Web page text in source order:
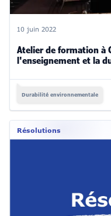
10 juin 2022
Atelier de formation à
l'enseignement et la
Durabilité environnementale
Résolutions